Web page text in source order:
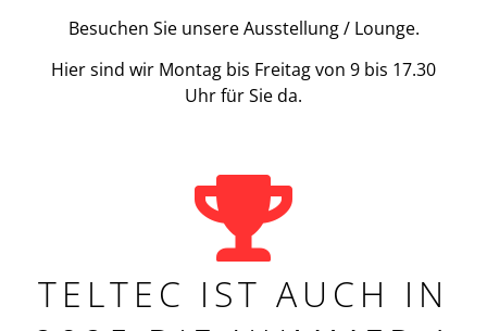
Besuchen Sie unsere Ausstellung / Lounge.
Hier sind wir Montag bis Freitag von 9 bis 17.30
Uhr für Sie da.
TELTEC IST AUCH IN